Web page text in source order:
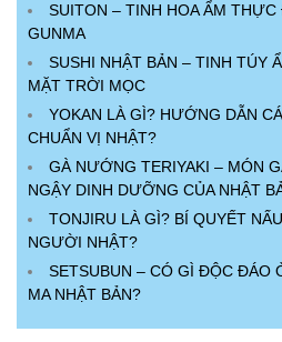
SUITON – TINH HOA ẨM
GUNMA
SUSHI NHẬT BẢN – TINH TÚY
MẶT TRỜI MỌC
YOKAN LÀ GÌ? HƯỚNG DẪN
CHUẨN VỊ NHẬT?
GÀ NƯỚNG TERIYAKI – MÓN
NGẬY DINH DƯỠNG CỦA NHẬT
TONJIRU LÀ GÌ? BÍ QUYẾT
NGƯỜI NHẬT?
SETSUBUN – CÓ GÌ ĐỘC ĐÁO
MA NHẬT BẢN?